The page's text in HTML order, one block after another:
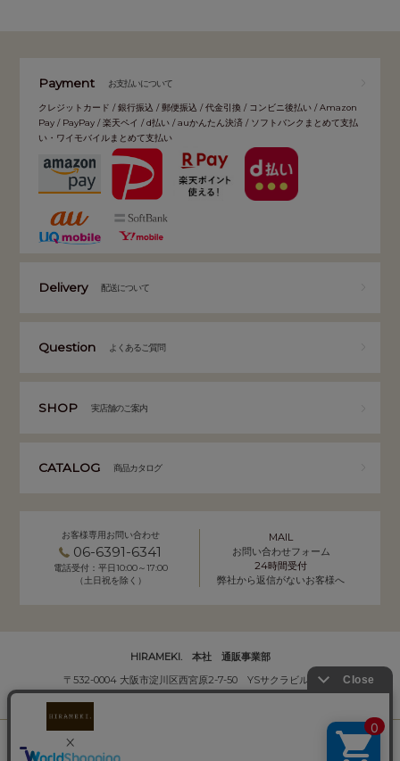
Payment お支払いについて
クレジットカード / 銀行振込 / 郵便振込 / 代金引換 / コンビニ後払い / Amazon
Pay / PayPay / 楽天ペイ / d払い / auかんたん決済 / ソフトバンクまとめて支払
い・ワイモバイルまとめて支払い
Delivery 配送について
Question よくあるご質問
SHOP 実店舗のご案内
CATALOG 商品カタログ
お客様専用お問い合わせ
06-6391-6341
電話受付：平日10:00～17:00
（土日祝を除く）
MAIL
お問い合わせフォーム
24時間受付
弊社から返信がないお客様へ
HIRAMEKI. 本社 通販事業部
〒532-0004 大阪市淀川区西宮原2-7-50 YSサクラビル B1F
株式会社サクラ衣料 HIRAMEKI.事業部